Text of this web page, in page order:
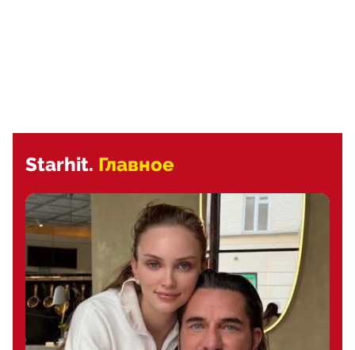
Starhit. Главное